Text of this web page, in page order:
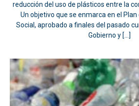
reducción del uso de plásticos entre la
Un objetivo que se enmarca en el Plan
Social, aprobado a finales del pasado
Gobierno y […]